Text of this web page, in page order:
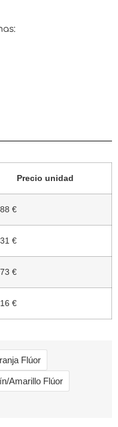
Precio unidad
€
€
€
€
Flúor
Amarillo Flúor